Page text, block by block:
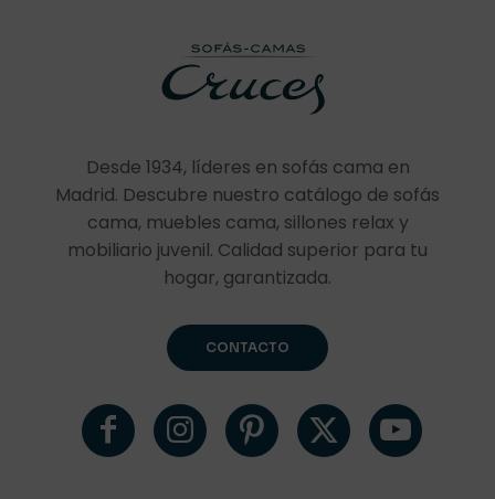
Desde 1934, líderes en sofás cama en
Madrid. Descubre nuestro catálogo de sofás
cama, muebles cama, sillones relax y
mobiliario juvenil. Calidad superior para tu
hogar, garantizada.
CONTACTO